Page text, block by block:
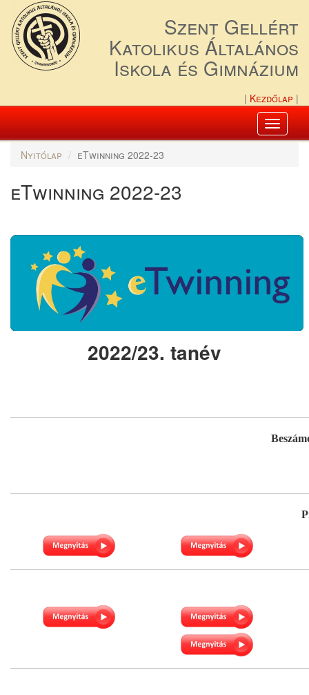
Szent Gellért
Katolikus Általános
Iskola és Gimnázium
Kezdőlap
Toggle
Nyitólap
eTwinning 2022-23
eTwinning 2022-23
2022/23. tanév